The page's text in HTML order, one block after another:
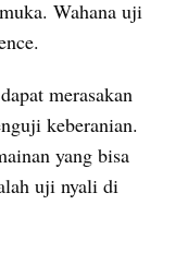
Wahana uji
merasakan
keberanian.
yang bisa
uji nyali di